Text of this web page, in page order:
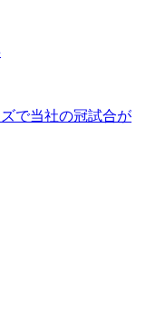
で当社の冠試合が